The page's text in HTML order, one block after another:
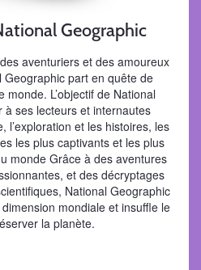
Geographic
aventuriers et des amoureux
part en quête de
monde. L’objectif de National
à ses lecteurs et internautes
l’exploration et les histoires, les
les plus captivants et les plus
monde Grâce à des aventures
et des décryptages
National Geographic
mondiale et insuffle le
la planète.